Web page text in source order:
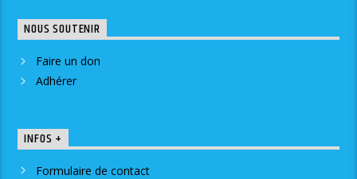
NOUS SOUTENIR
Faire un don
Adhérer
INFOS +
Formulaire de contact